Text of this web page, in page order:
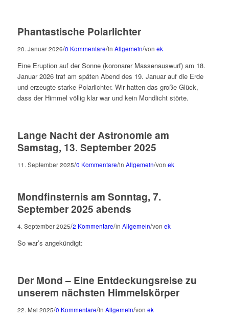
Phantastische Polarlichter
20. Januar 2026/0 Kommentare/in Allgemein/von ek
Eine Eruption auf der Sonne (koronarer Massenauswurf) am 18.
Januar 2026 traf am späten Abend des 19. Januar auf die Erde
und erzeugte starke Polarlichter. Wir hatten das große Glück,
dass der Himmel völlig klar war und kein Mondlicht störte.
Lange Nacht der Astronomie am
Samstag, 13. September 2025
11. September 2025/0 Kommentare/in Allgemein/von ek
Mondfinsternis am Sonntag, 7.
September 2025 abends
4. September 2025/2 Kommentare/in Allgemein/von ek
So war’s angekündigt:
Der Mond – Eine Entdeckungsreise zu
unserem nächsten Himmelskörper
22. Mai 2025/0 Kommentare/in Allgemein/von ek